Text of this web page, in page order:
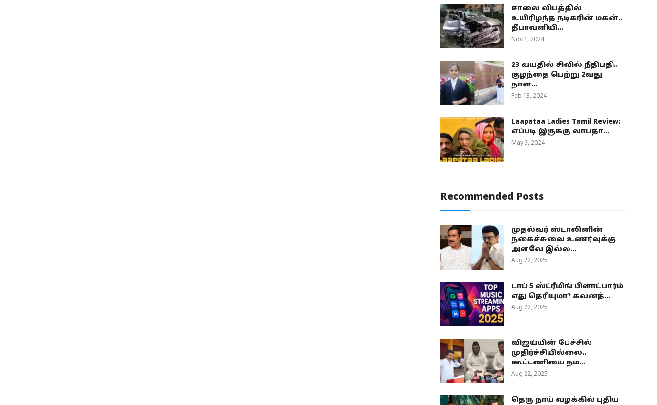
சாலை விபத்தில்
உயிரிழந்த நடிகரின் மகன்..
தீபாவளியி...
Nov 1, 2024
23 வயதில் சிவில் நீதிபதி..
குழந்தை பெற்று 2வது
நாள...
Feb 13, 2024
Laapataa Ladies Tamil Review:
எப்படி இருக்கு லாபதா...
May 3, 2024
Recommended Posts
முதல்வர் ஸ்டாலினின்
நகைச்சுவை உணர்வுக்கு
அளவே இல்ல...
Aug 22, 2025
டாப் 5 ஸ்ட்ரீமிங் பிளாட்பார்ம்
எது தெரியுமா? கவனத்...
Aug 22, 2025
விஜய்யின் பேச்சில்
முதிர்ச்சியில்லை..
கூட்டணியை நம...
Aug 22, 2025
தெரு நாய் வழக்கில் புதிய